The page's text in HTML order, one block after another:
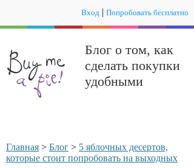
Вход | Попробовать бесплатно
Блог о том, как
сделать покупки
удобными
Главная > Блог > 5 яблочных десертов,
которые стоит попробовать на выходных